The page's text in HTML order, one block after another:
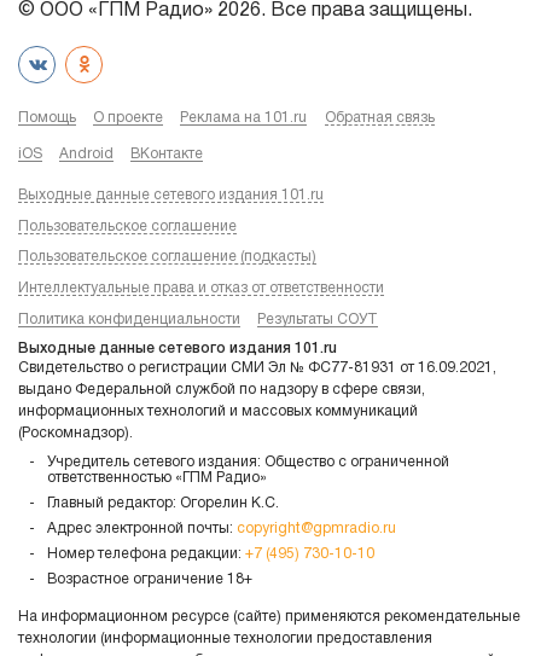
© ООО «ГПМ Радио» 2026. Все права защищены.
Помощь О проекте Реклама на 101.ru Обратная связь
iOS Android ВКонтакте
Выходные данные сетевого издания 101.ru
Пользовательское соглашение
Пользовательское соглашение (подкасты)
Интеллектуальные права и отказ от ответственности
Политика конфиденциальности Результаты СОУТ
Выходные данные сетевого издания 101.ru
Свидетельство о регистрации СМИ Эл № ФС77-81931 от 16.09.2021,
выдано Федеральной службой по надзору в сфере связи,
информационных технологий и массовых коммуникаций
(Роскомнадзор).
Учредитель сетевого издания: Общество с ограниченной
ответственностью «ГПМ Радио»
Главный редактор: Огорелин К.С.
Адрес электронной почты: copyright@gpmradio.ru
Номер телефона редакции: +7 (495) 730-10-10
Возрастное ограничение 18+
На информационном ресурсе (сайте) применяются рекомендательные
технологии (информационные технологии предоставления